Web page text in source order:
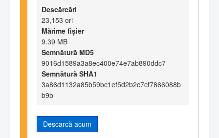
Descărcări
23,153 ori
Mărime fișier
9.39 MB
Semnătură MD5
9016d1589a3a8ec400e74e7ab890ddc7
Semnătură SHA1
3a86d1132a85b59bc1ef5d2b2c7cf7866088b
b9b
Descarcă acum